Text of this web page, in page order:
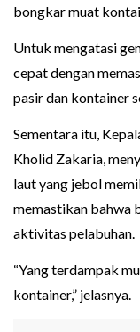
bongkar muat
Untuk mengatasi
cepat dengan
pasir dan kontainer
Sementara itu,
Kholid Zakaria,
laut yang jebol
memastikan bahwa
aktivitas pelabuhan.
“Yang terdampak
kontainer,” jelasnya.